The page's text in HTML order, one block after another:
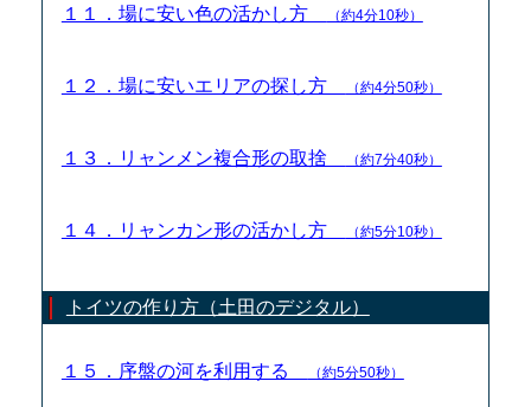
１１．場に安い色の活かし方 （約4分10秒）
１２．場に安いエリアの探し方 （約4分50秒）
１３．リャンメン複合形の取捨 （約7分40秒）
１４．リャンカン形の活かし方 （約5分10秒）
トイツの作り方（土田のデジタル）
１５．序盤の河を利用する （約5分50秒）